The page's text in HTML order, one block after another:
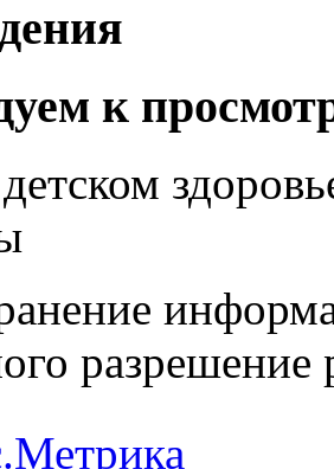
к
разрешение